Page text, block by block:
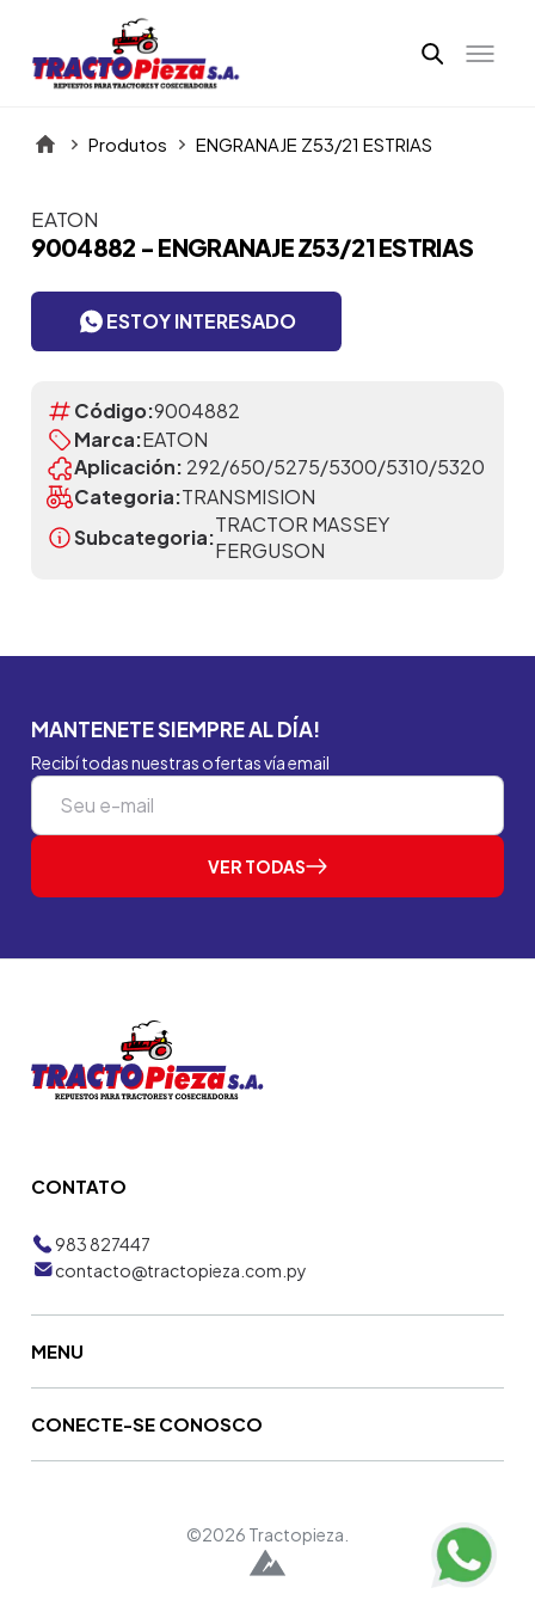
Produtos ENGRANAJE Z53/21 ESTRIAS
Itens da Galeria
EATON
9004882 - ENGRANAJE Z53/21 ESTRIAS
ESTOY INTERESADO
Código:9004882
Marca:EATON
Aplicación: 292/650/5275/5300/5310/5320
Categoria:TRANSMISION
Subcategoria:
TRACTOR MASSEY
FERGUSON
MANTENETE SIEMPRE AL DÍA!
Recibí todas nuestras ofertas vía email
VER TODAS
CONTATO
983 827447
contacto@tractopieza.com.py
MENU
CONECTE-SE CONOSCO
©2026 Tractopieza.